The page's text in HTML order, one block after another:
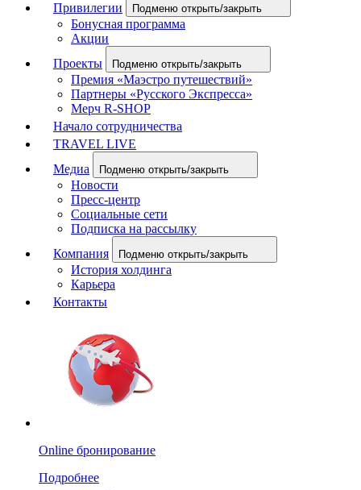
Привилегии
Подменю открыть/закрыть
Бонусная программа
Акции
Проекты
Подменю открыть/закрыть
Премия «Маэстро путешествий»
Партнеры «Русского Экспресса»
Мерч R-SHOP
Начало сотрудничества
TRAVEL LIVE
Медиа
Подменю открыть/закрыть
Новости
Пресс-центр
Социальные сети
Подписка на рассылку
Компания
Подменю открыть/закрыть
История холдинга
Карьера
Контакты
Online бронирование
Подробнее